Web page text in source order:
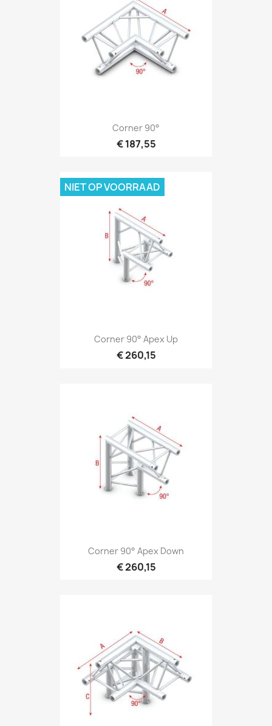
Snel bekijken
Corner 90°
€ 187,55
Snel bekijken
Corner 90° Apex Up
€ 260,15
NIET OP VOORRAAD
Snel bekijken
Corner 90° Apex Down
€ 260,15